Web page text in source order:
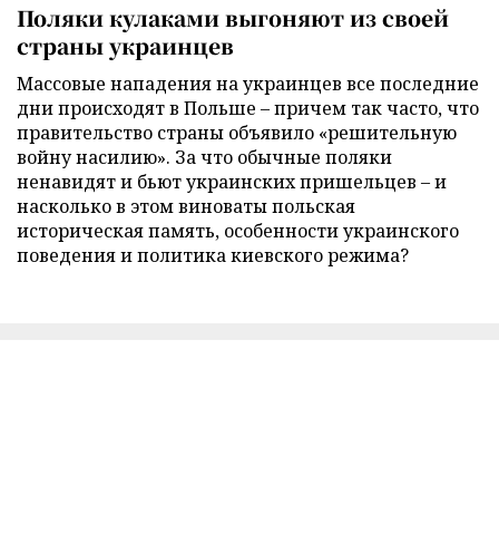
Поляки кулаками выгоняют из своей
страны украинцев
Массовые нападения на украинцев все последние
дни происходят в Польше – причем так часто, что
правительство страны объявило «решительную
войну насилию». За что обычные поляки
ненавидят и бьют украинских пришельцев – и
насколько в этом виноваты польская
историческая память, особенности украинского
поведения и политика киевского режима?